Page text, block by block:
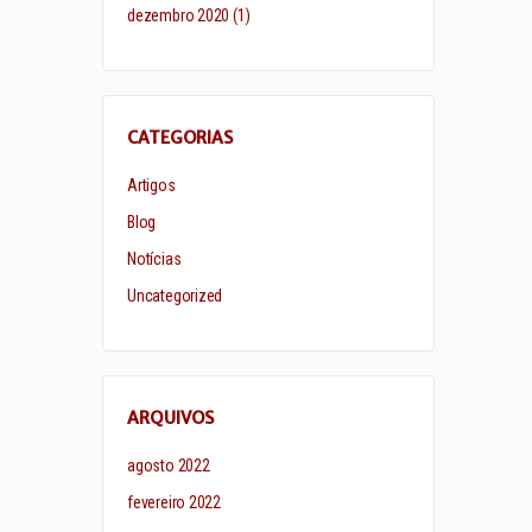
dezembro 2020 (1)
CATEGORIAS
Artigos
Blog
Notícias
Uncategorized
ARQUIVOS
agosto 2022
fevereiro 2022